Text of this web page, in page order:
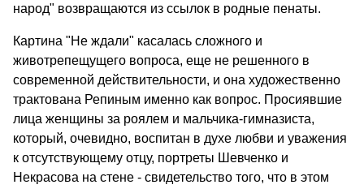
народ" возвращаются из ссылок в родные пенаты.
Картина "Не ждали" касалась сложного и
животрепещущего вопроса, еще не решенного в
современной действительности, и она художественно
трактована Репиным именно как вопрос. Просиявшие
лица женщины за роялем и мальчика-гимназиста,
который, очевидно, воспитан в духе любви и уважения
к отсутствующему отцу, портреты Шевченко и
Некрасова на стене - свидетельство того, что в этом